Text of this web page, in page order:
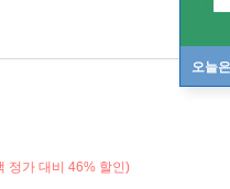
오늘
정가 대비 46% 할인)